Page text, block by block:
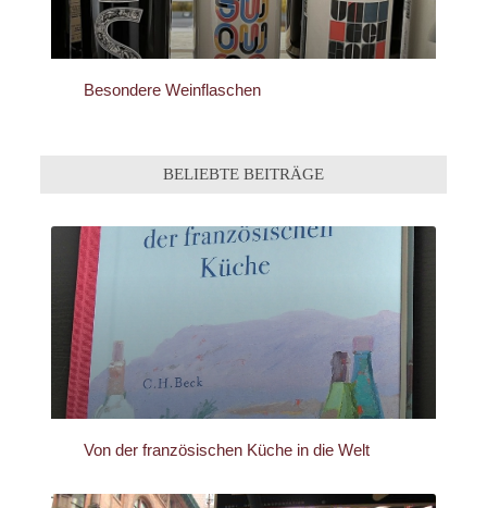
Besondere Weinflaschen
BELIEBTE BEITRÄGE
Von der französischen Küche in die Welt